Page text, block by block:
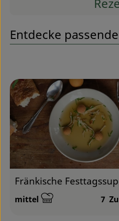
Entdecke
Fränkische
Schwierigkeit:
mittel 7